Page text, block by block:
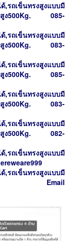
,รถเข็นทรงสูงแบบมี
ง500Kg.
085-
,รถเข็นทรงสูงแบบมี
ง500Kg.
083-
,รถเข็นทรงสูงแบบมี
ง500Kg.
085-
,รถเข็นทรงสูงแบบมี
ง500Kg.
083-
,รถเข็นทรงสูงแบบมี
ง500Kg.
082-
,รถเข็นทรงสูงแบบมี
,รถเข็นทรงสูงแบบมี
Email